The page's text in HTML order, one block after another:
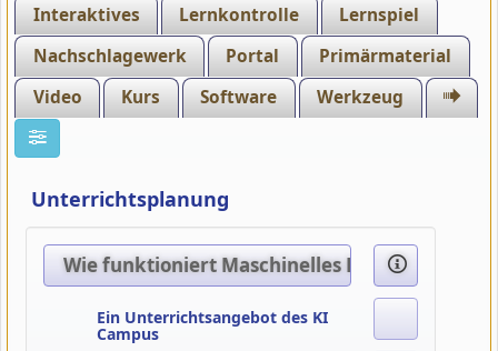
Interaktives
Lernkontrolle
Lernspiel
Nachschlagewerk
Portal
Primärmaterial
Video
Kurs Software Werkzeug
Unterrichtsplanung
Wie funktioniert Maschinelles Lernen?
Ein Unterrichtsangebot des KI
Campus